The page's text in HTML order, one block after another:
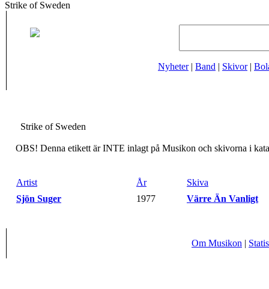
Strike of Sweden
Nyheter| Band | Skivor|
Strike of Sweden
OBS! Denna etikett är INTE inlagt på Musikon och skivorna i
Artist År
Skiva
Sjön Suger
1977 Värre Än Vanligt
Om Musikon |